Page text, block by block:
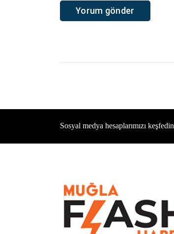
Sosyal medya hesaplarımızı keşfedin